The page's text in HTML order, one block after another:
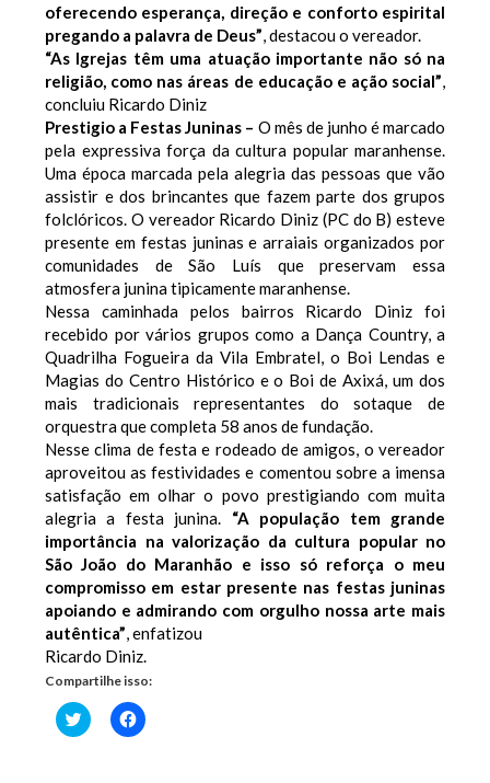
oferecendo esperança, direção e conforto espirital
pregando a palavra de Deus”, destacou o vereador.
“As Igrejas têm uma atuação importante não só na
religião, como nas áreas de educação e ação social”,
concluiu Ricardo Diniz
Prestigio a Festas Juninas – O mês de junho é marcado
pela expressiva força da cultura popular maranhense.
Uma época marcada pela alegria das pessoas que vão
assistir e dos brincantes que fazem parte dos grupos
folclóricos. O vereador Ricardo Diniz (PC do B) esteve
presente em festas juninas e arraiais organizados por
comunidades de São Luís que preservam essa
atmosfera junina tipicamente maranhense.
Nessa caminhada pelos bairros Ricardo Diniz foi
recebido por vários grupos como a Dança Country, a
Quadrilha Fogueira da Vila Embratel, o Boi Lendas e
Magias do Centro Histórico e o Boi de Axixá, um dos
mais tradicionais representantes do sotaque de
orquestra que completa 58 anos de fundação.
Nesse clima de festa e rodeado de amigos, o vereador
aproveitou as festividades e comentou sobre a imensa
satisfação em olhar o povo prestigiando com muita
alegria a festa junina. “A população tem grande
importância na valorização da cultura popular no
São João do Maranhão e isso só reforça o meu
compromisso em estar presente nas festas juninas
apoiando e admirando com orgulho nossa arte mais
autêntica”, enfatizou
Ricardo Diniz.
Compartilhe isso:
Clique
para
Clique
para